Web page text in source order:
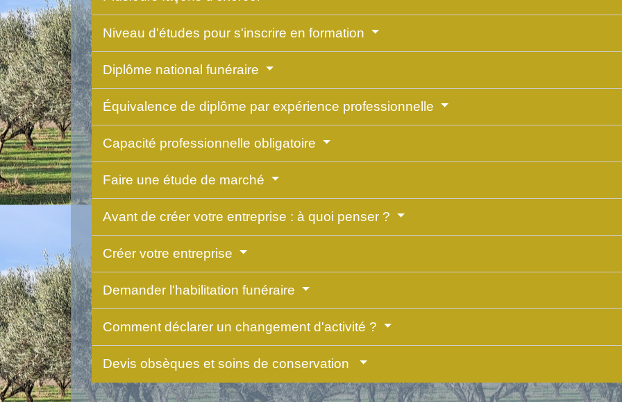
Niveau d'études pour s'inscrire en formation
Diplôme national funéraire
Équivalence de diplôme par expérience professionnelle
Capacité professionnelle obligatoire
Faire une étude de marché
Avant de créer votre entreprise : à quoi penser ?
Créer votre entreprise
Demander l'habilitation funéraire
Comment déclarer un changement d'activité ?
Devis obsèques et soins de conservation